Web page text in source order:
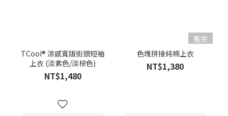
TCool® 涼感寬版街頭短袖
上衣 (淡紫色/淡棕色)
NT$1,480
售完
色塊拼接純棉上衣
NT$1,380